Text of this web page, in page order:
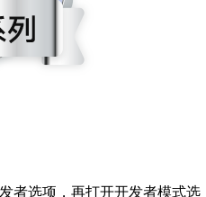
者选项，再打开开发者模式选